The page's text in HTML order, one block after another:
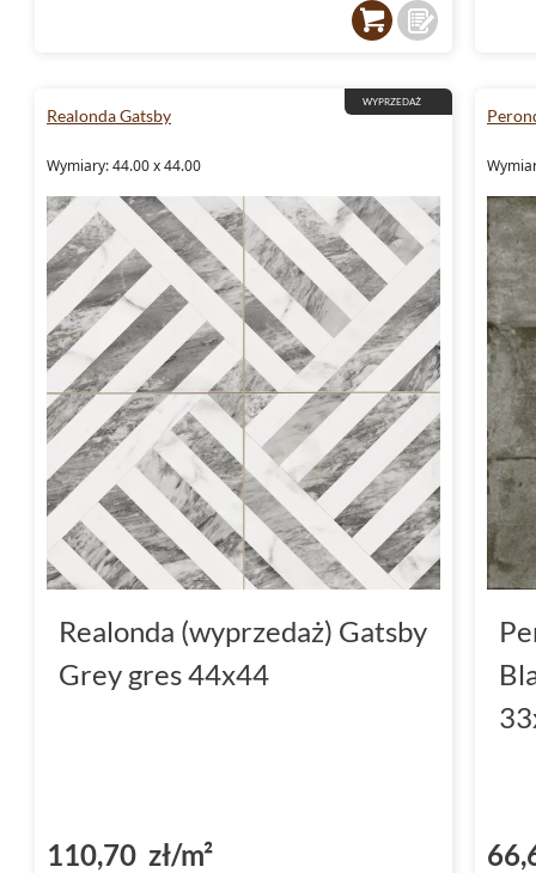
WYPRZEDAŻ
Realonda Gatsby
Wymiary: 44.00 x 44.00
Realonda (wyprzedaż) Gatsby
Grey gres 44x44
110,70 zł/m²